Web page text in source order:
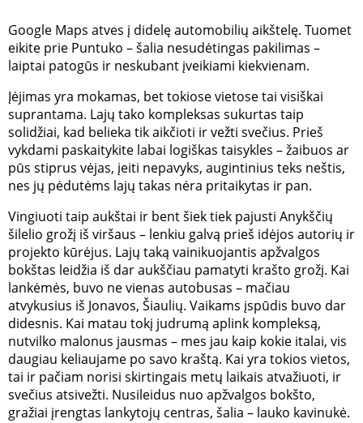
Google Maps atves į didelę automobilių aikštelę. Tuomet
eikite prie Puntuko – šalia nesudėtingas pakilimas –
laiptai patogūs ir neskubant įveikiami kiekvienam.
Įėjimas yra mokamas, bet tokiose vietose tai visiškai
suprantama. Lajų tako kompleksas sukurtas taip
solidžiai, kad belieka tik aikčioti ir vežti svečius. Prieš
vykdami paskaitykite labai logiškas taisykles – žaibuos ar
pūs stiprus vėjas, įeiti nepavyks, augintinius teks neštis,
nes jų pėdutėms lajų takas nėra pritaikytas ir pan.
Vingiuoti taip aukštai ir bent šiek tiek pajusti Anykščių
šilelio grožį iš viršaus – lenkiu galvą prieš idėjos autorių ir
projekto kūrėjus. Lajų taką vainikuojantis apžvalgos
bokštas leidžia iš dar aukščiau pamatyti krašto grožį. Kai
lankėmės, buvo ne vienas autobusas – mačiau
atvykusius iš Jonavos, Šiaulių. Vaikams įspūdis buvo dar
didesnis. Kai matau tokį judrumą aplink kompleksą,
nutvilko malonus jausmas – mes jau kaip kokie italai, vis
daugiau keliaujame po savo kraštą. Kai yra tokios vietos,
tai ir pačiam norisi skirtingais metų laikais atvažiuoti, ir
svečius atsivežti. Nusileidus nuo apžvalgos bokšto,
gražiai įrengtas lankytojų centras, šalia – lauko kavinukė.